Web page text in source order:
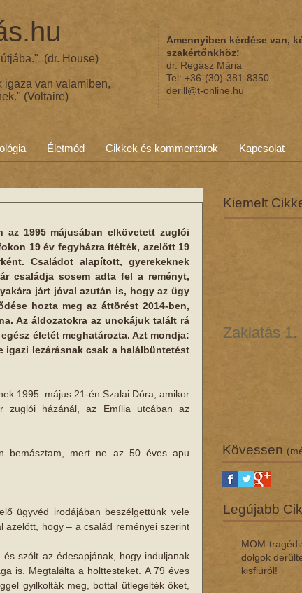
(dr. House)
igaza van valamiben,
(Voltaire)
Amennyiben kérdése van,
szakértőnkhöz:
dr. Regász Mária
Tel: +36-(30)-381-8350
derill@t-online.hu
Életmód Cikkek és kommentárok Kapcsolat
1995 májusában elkövetett zuglói
19 év fegyházra ítélték, azelőtt 19
Családot alapított, gyerekeknek
családja sosem adta fel a reményt,
járt jóval azután is, hogy az ügy
hozta meg az áttörést 2014-ben,
Az áldozatokra az unokájuk talált rá
életét meghatározta. Azt mondja:
lezárásnak csak a halálbüntetést
1995. május 21-én Szalai Dóra, amikor
zuglói házánál, az Emília utcában az
bemásztam, mert ne az 50 éves apu
ügyvéd irodájában beszélgettünk vele
hogy – a család reményei szerint
szólt az édesapjának, hogy induljanak
is. Megtalálta a holttesteket. A 79 éves
gyilkolták meg, bottal ütlegelték őket,
Kiemelt
Zaklatás 1.
Kövessen
Legújabb
MOM-
dol­gok
kisfi­ú­ról!